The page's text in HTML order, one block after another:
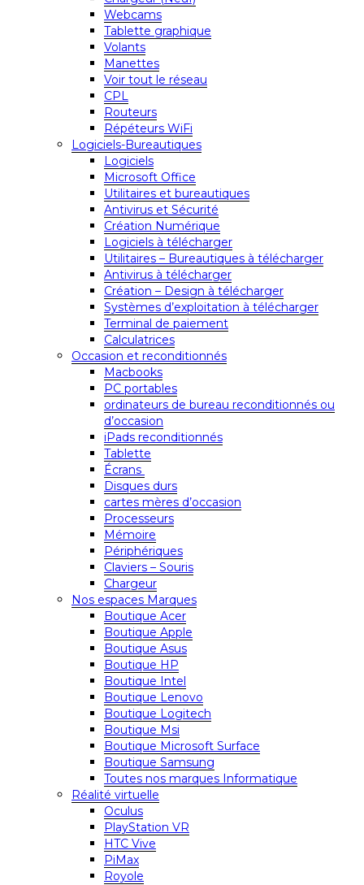
Webcams
Tablette graphique
Volants
Manettes
Voir tout le réseau
CPL
Routeurs
Répéteurs WiFi
Logiciels-Bureautiques
Logiciels
Microsoft Office
Utilitaires et bureautiques
Antivirus et Sécurité
Création Numérique
Logiciels à télécharger
Utilitaires – Bureautiques à télécharger
Antivirus à télécharger
Création – Design à télécharger
Systèmes d’exploitation à télécharger
Terminal de paiement
Calculatrices
Occasion et reconditionnés
Macbooks
PC portables
ordinateurs de bureau reconditionnés ou
d’occasion
iPads reconditionnés
Tablette
Écrans
Disques durs
cartes mères d’occasion
Processeurs
Mémoire
Périphériques
Claviers – Souris
Chargeur
Nos espaces Marques
Boutique Acer
Boutique Apple
Boutique Asus
Boutique HP
Boutique Intel
Boutique Lenovo
Boutique Logitech
Boutique Msi
Boutique Microsoft Surface
Boutique Samsung
Toutes nos marques Informatique
Réalité virtuelle
Oculus
PlayStation VR
HTC Vive
PiMax
Royole